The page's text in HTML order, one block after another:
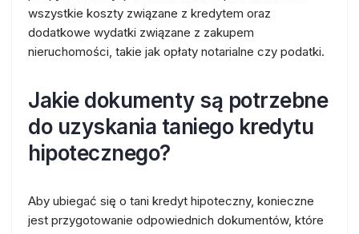
wszystkie koszty związane z kredytem oraz
dodatkowe wydatki związane z zakupem
nieruchomości, takie jak opłaty notarialne czy podatki.
Jakie dokumenty są potrzebne
do uzyskania taniego kredytu
hipotecznego?
Aby ubiegać się o tani kredyt hipoteczny, konieczne
jest przygotowanie odpowiednich dokumentów, które